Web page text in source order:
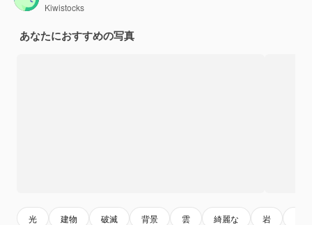
Kiwistocks
あなたにおすすめの写真
光 建物 破滅 背景 雲 綺麗な 岩